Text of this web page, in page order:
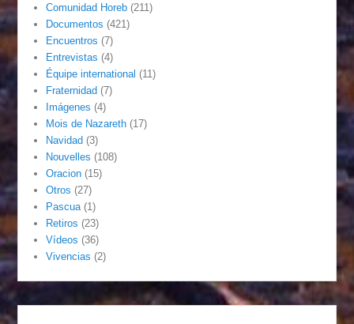
Comunidad Horeb (211)
Documentos (421)
Encuentros (7)
Entrevistas (4)
Équipe international (11)
Fraternidad (7)
Imágenes (4)
Mois de Nazareth (17)
Navidad (3)
Nouvelles (108)
Oracion (15)
Otros (27)
Pascua (1)
Retiros (23)
Vídeos (36)
Vivencias (2)